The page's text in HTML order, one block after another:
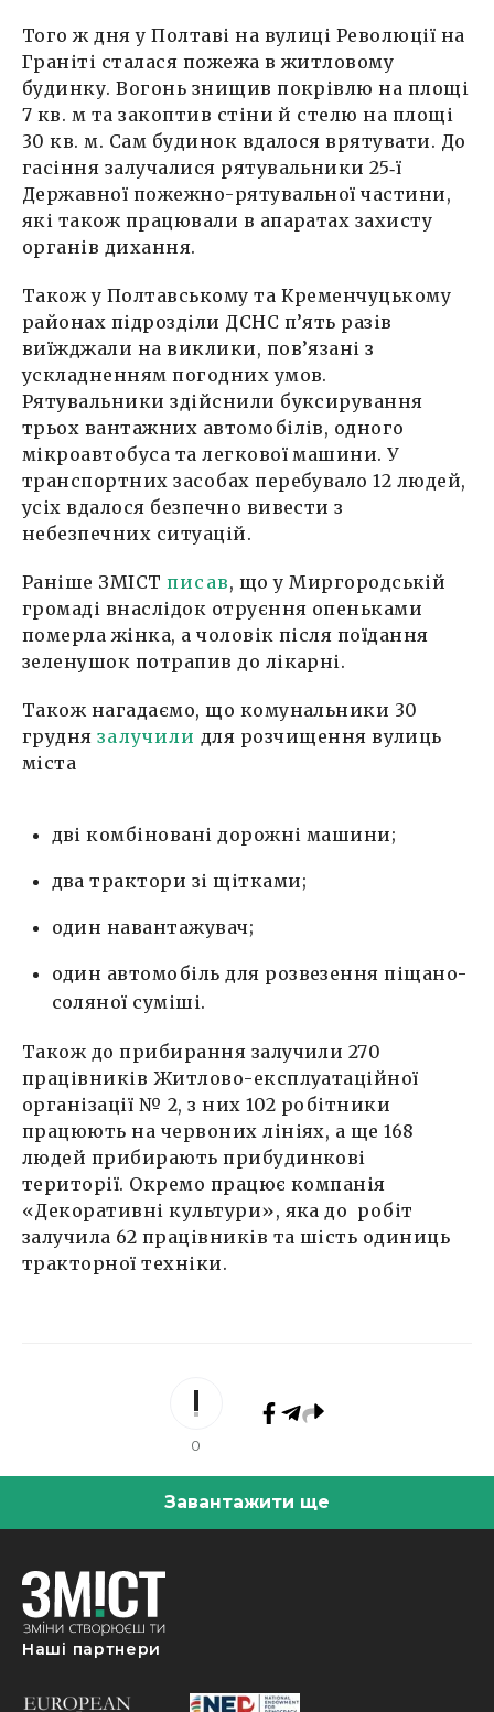
Того ж дня у Полтаві на вулиці Революції на
Граніті сталася пожежа в житловому
будинку. Вогонь знищив покрівлю на площі
7 кв. м та закоптив стіни й стелю на площі
30 кв. м. Сам будинок вдалося врятувати. До
гасіння залучалися рятувальники 25‑ї
Державної пожежно-рятувальної частини,
які також працювали в апаратах захисту
органів дихання.
Також у Полтавському та Кременчуцькому
районах підрозділи ДСНС п’ять разів
виїжджали на виклики, пов’язані з
ускладненням погодних умов.
Рятувальники здійснили буксирування
трьох вантажних автомобілів, одного
мікроавтобуса та легкової машини. У
транспортних засобах перебувало 12 людей,
усіх вдалося безпечно вивести з
небезпечних ситуацій.
Раніше ЗМІСТписав, що у Миргородській
громаді внаслідок отруєння опеньками
померла жінка, а чоловік після поїдання
зеленушок потрапив до лікарні.
Також нагадаємо, що комунальники 30
груднязалучили для розчищення вулиць
міста
дві комбіновані дорожні машини;
два трактори зі щітками;
один навантажувач;
один автомобіль для розвезення піщано-
соляної суміші.
Також до прибирання залучили 270
працівників Житлово-експлуатаційної
організації № 2, з них 102 робітники
працюють на червоних лініях, а ще 168
людей прибирають прибудинкові
території. Окремо працює компанія
«Декоративні культури», яка до робіт
залучила 62 працівників та шість одиниць
тракторної техніки.
0
Завантажити ще
Наші партнери